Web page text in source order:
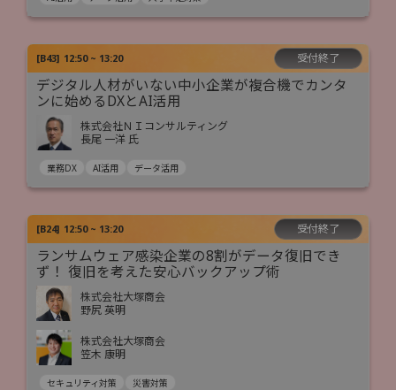
[B43] 12:50 ~ 13:20 受付終了
デジタル人材がいない中小企業が複合機でカンタ
ンに始めるDXとAI活用
株式会社ＮＩコンサルティング
長尾 一洋 氏
業務DX AI活用 データ活用
[B24] 12:50 ~ 13:20 受付終了
ランサムウェア感染企業の8割がデータ復旧でき
ず！ 復旧を考えた安心バックアップ術
株式会社大塚商会
野尻 英明
株式会社大塚商会
笠木 康明
セキュリティ対策 災害対策